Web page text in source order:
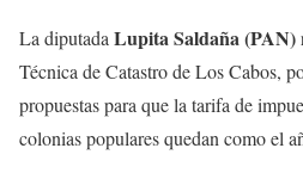
La diputada Lupita Saldaña (PAN)
Técnica de Catastro de Los Cabos,
propuestas para que la tarifa de
colonias populares quedan como el